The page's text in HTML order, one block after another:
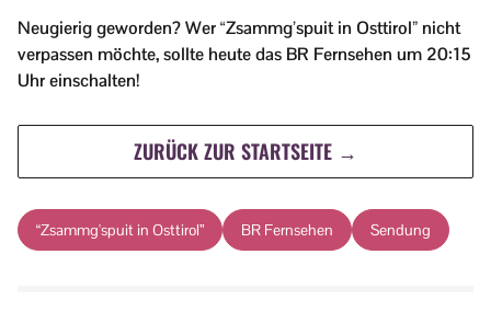
Neugierig geworden? Wer “Zsammg’spuit in Osttirol” nicht
verpassen möchte, sollte heute das BR Fernsehen um 20:15
Uhr einschalten!
ZURÜCK ZUR STARTSEITE →
“Zsammg'spuit in Osttirol” BR Fernsehen Sendung